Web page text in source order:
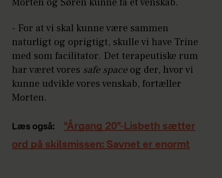
- For at vi skal kunne være sammen
naturligt og oprigtigt, skulle vi have Trine
med som facilitator. Det terapeutiske rum
har været vores safe spaceog der, hvor vi
kunne udvikle vores venskab, fortæller
Morten.
Læs også:
"Årgang 20"-Lisbeth sætter
ord på skilsmissen: Savnet er enormt